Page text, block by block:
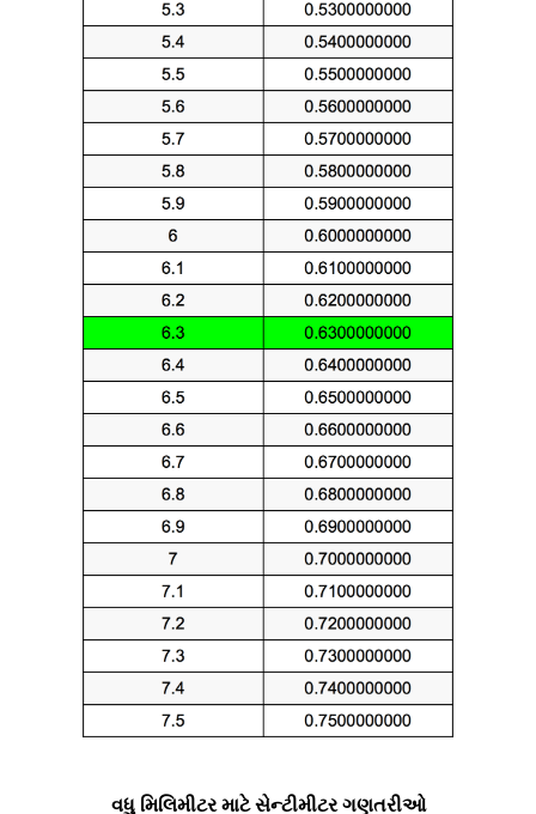
વધુ મિલિમીટર માટે સેન્ટીમીટર ગણતરીઓ